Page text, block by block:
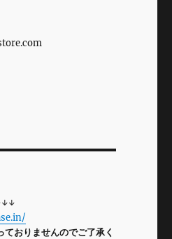
おりませんのでご了承く